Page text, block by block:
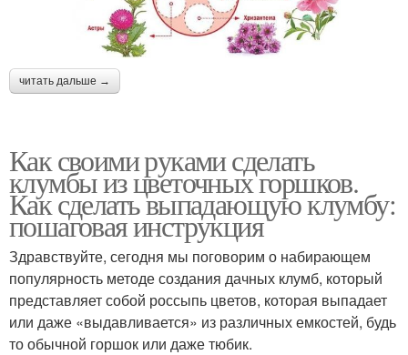
читать дальше →
Как своими руками сделать
клумбы из цветочных горшков.
Как сделать выпадающую клумбу:
пошаговая инструкция
Здравствуйте, сегодня мы поговорим о набирающем
популярность методе создания дачных клумб, который
представляет собой россыпь цветов, которая выпадает
или даже «выдавливается» из различных емкостей, будь
то обычной горшок или даже тюбик.